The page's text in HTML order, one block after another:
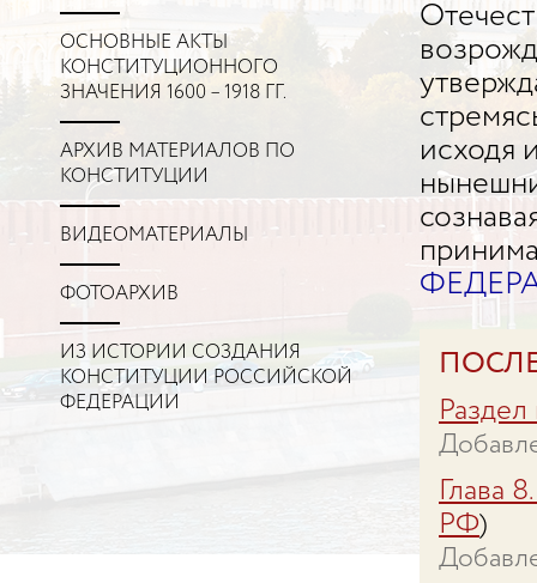
ОСНОВНЫЕ АКТЫ
КОНСТИТУЦИОННОГО
ЗНАЧЕНИЯ 1600 – 1918 ГГ.
АРХИВ МАТЕРИАЛОВ ПО
КОНСТИТУЦИИ
ВИДЕОМАТЕРИАЛЫ
ФОТОАРХИВ
ИЗ ИСТОРИИ СОЗДАНИЯ
КОНСТИТУЦИИ РОССИЙСКОЙ
ФЕДЕРАЦИИ
исходя
Глава
РФ)